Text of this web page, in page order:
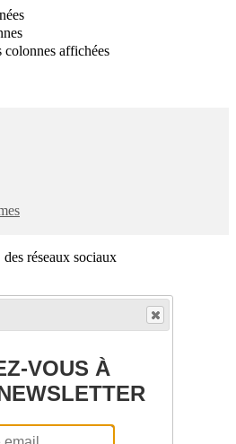
affichées
réseaux sociaux
VOUS À